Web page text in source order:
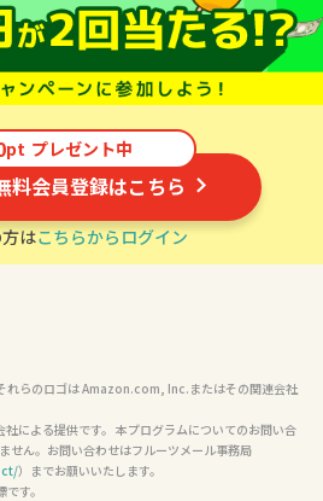
pt プレゼント中
料会員登録はこちら
はこちらからログイン
らのロゴは Amazon.com, Inc.またはその関連会社
社による提供です。 本プログラムについてのお問い合
せん。お問い合わせはフルーツメール事務局
）までお願いいたします。
です。